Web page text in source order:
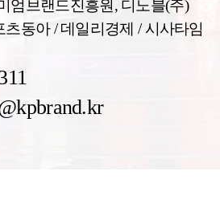
엄브랜드진흥원, 디노블(주)
츠동아 / 데일리경제 / 시사타임